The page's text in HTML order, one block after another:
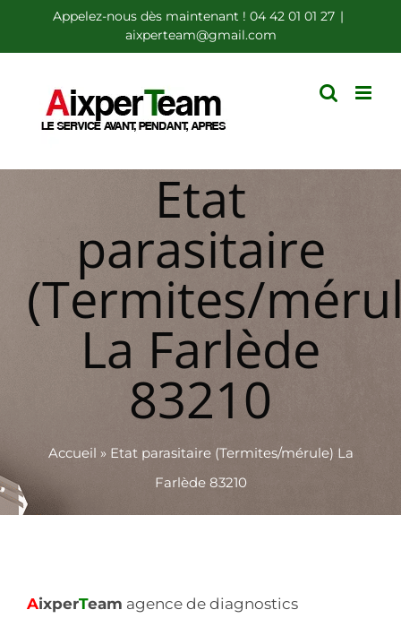
au
contenu
Appelez-nous dès maintenant ! 04 42 01 01 27 |
aixperteam@gmail.com
Etat
parasitaire
(Termites/
La Farlède
83210
Accueil » Etat parasitaire (Termites/mérule) La
Farlède 83210
AixperTeam agence de diagnostics